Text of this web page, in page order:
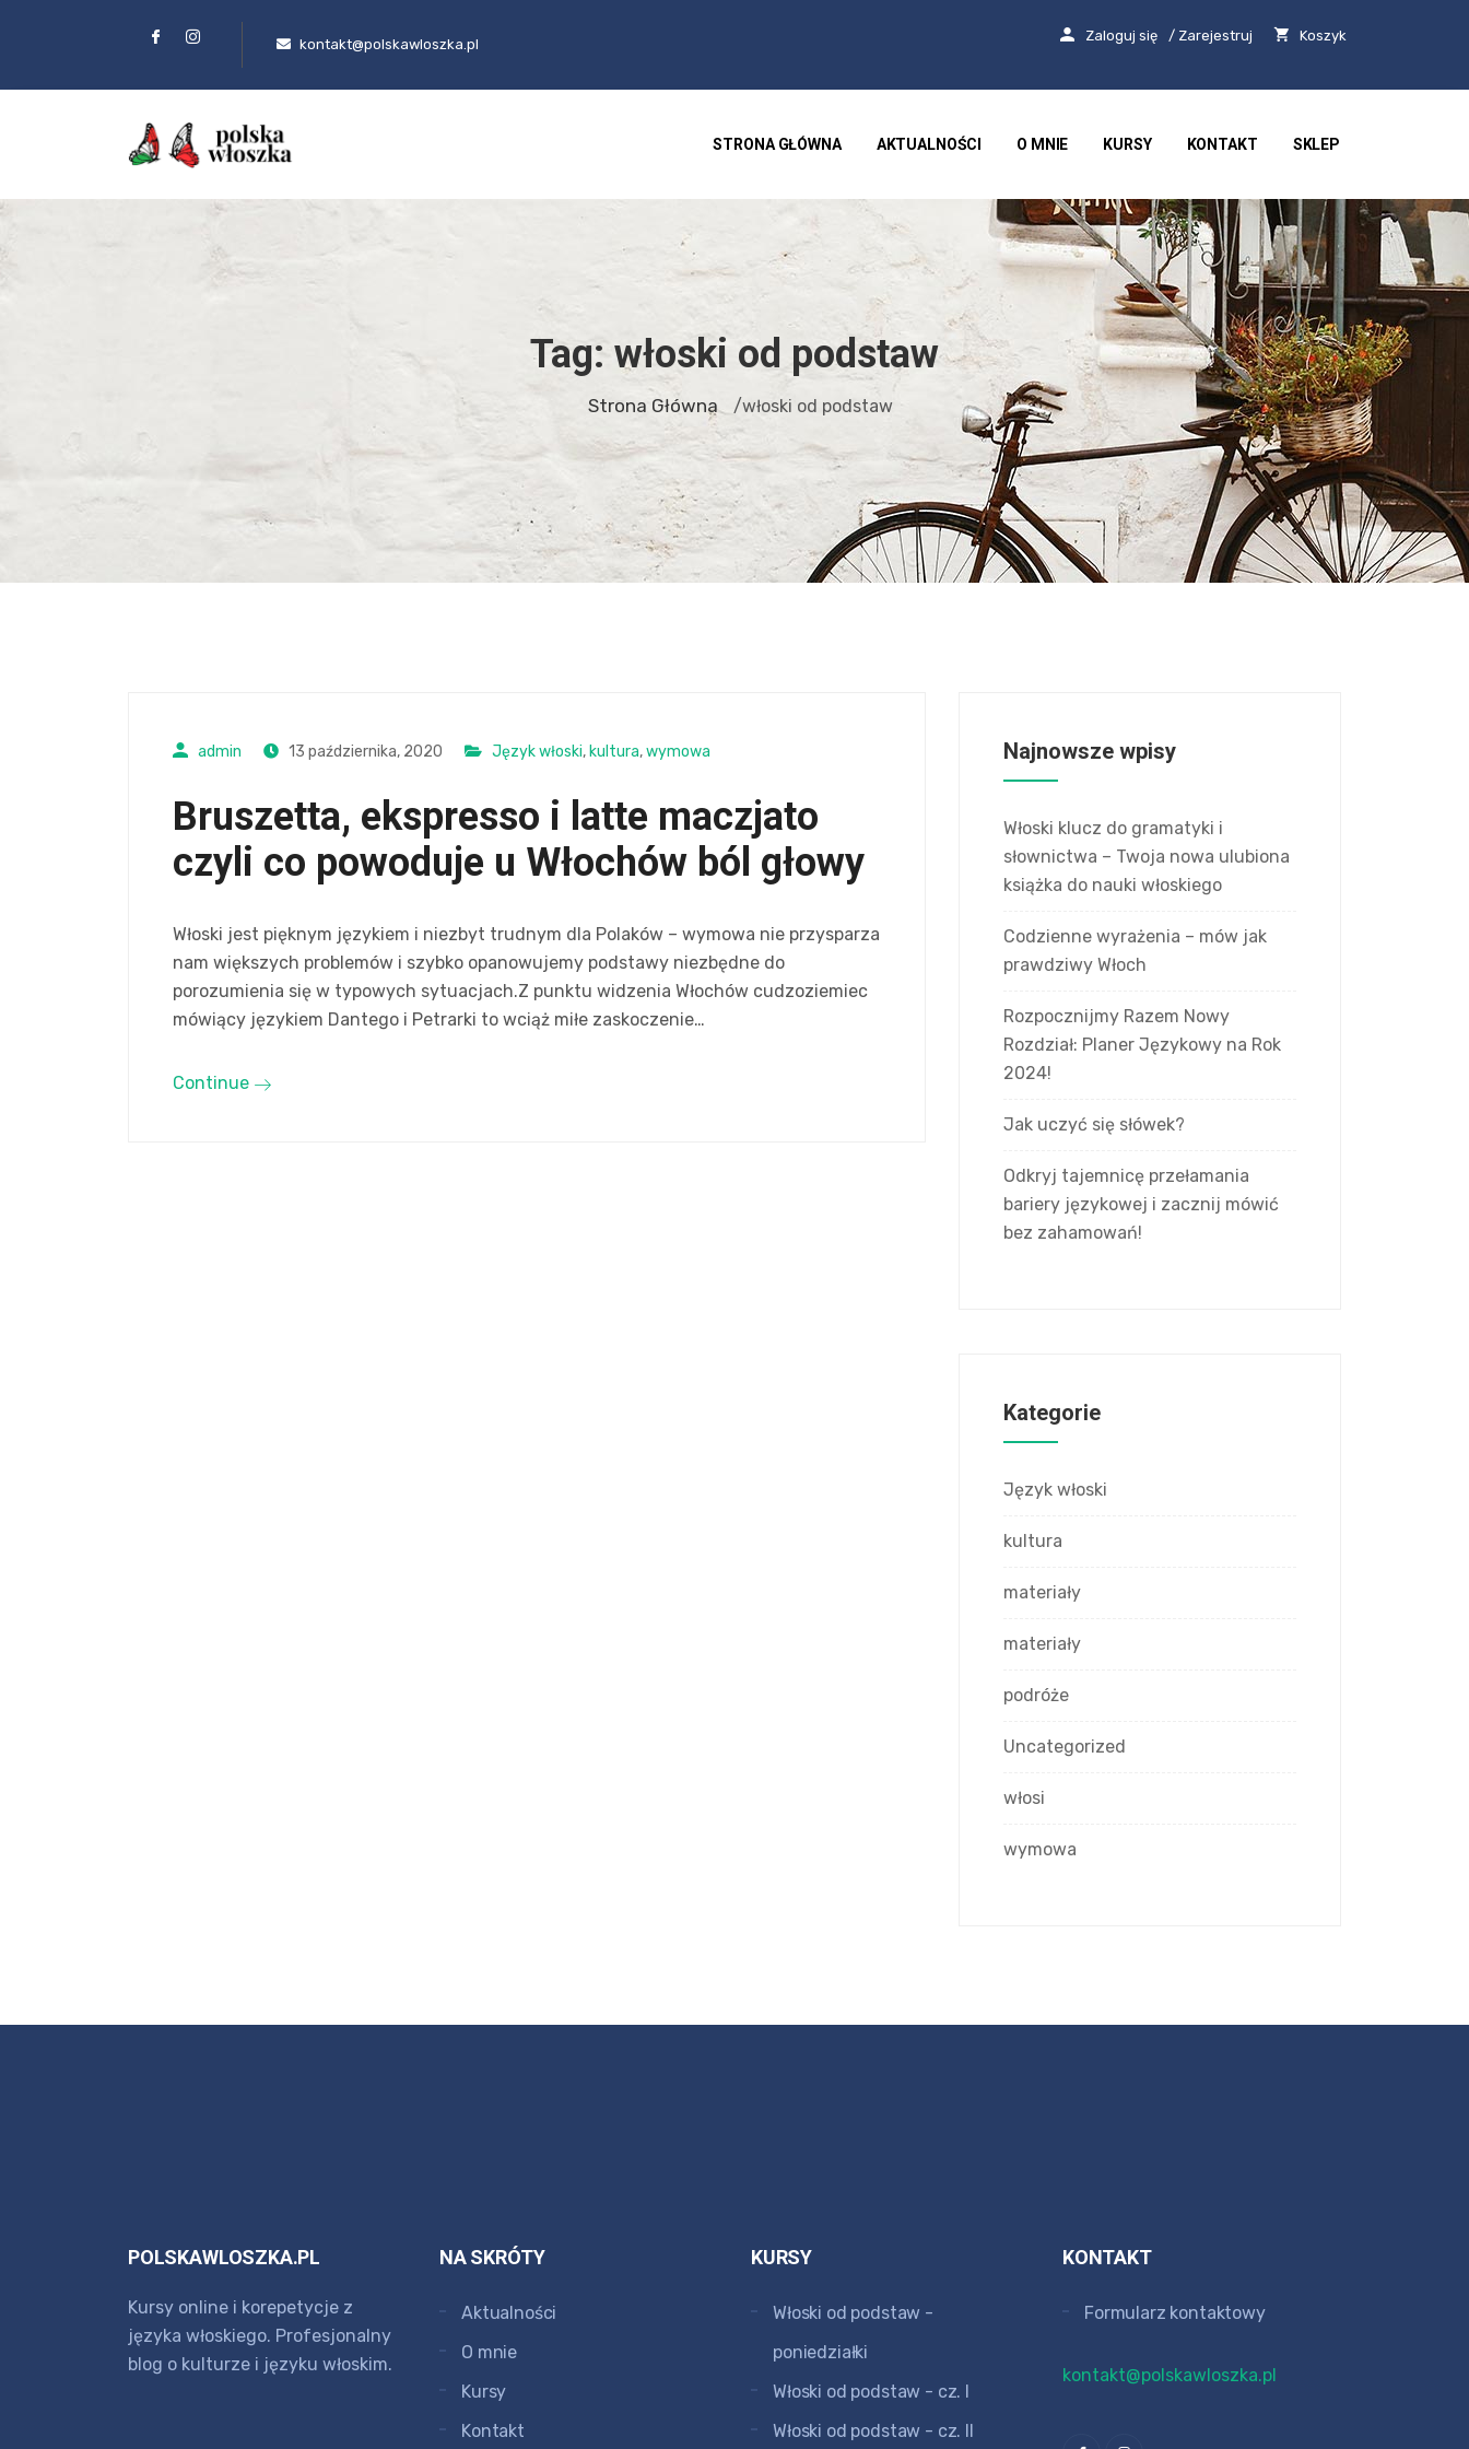
kontakt@polskawloszka.pl
Zaloguj się / Zarejestruj Koszyk
STRONA GŁÓWNA AKTUALNOŚCI O MNIE KURSY KONTAKT SKLEP
Tag: włoski od podstaw
Strona Główna /włoski od podstaw
admin 13 października, 2020 Język włoski, kultura,wymowa
Bruszetta, ekspresso i latte maczjato
czyli co powoduje u Włochów ból głowy
Włoski jest pięknym językiem i niezbyt trudnym dla Polaków – wymowa nie przysparza
nam większych problemów i szybko opanowujemy podstawy niezbędne do
porozumienia się w typowych sytuacjach.Z punktu widzenia Włochów cudzoziemiec
mówiący językiem Dantego i Petrarki to wciąż miłe zaskoczenie…
Continue
Najnowsze wpisy
Włoski klucz do gramatyki i
słownictwa – Twoja nowa ulubiona
książka do nauki włoskiego
Codzienne wyrażenia – mów jak
prawdziwy Włoch
Rozpocznijmy Razem Nowy
Rozdział: Planer Językowy na Rok
2024!
Jak uczyć się słówek?
Odkryj tajemnicę przełamania
bariery językowej i zacznij mówić
bez zahamowań!
Kategorie
Język włoski
kultura
materiały
materiały
podróże
Uncategorized
włosi
wymowa
POLSKAWLOSZKA.PL
Kursy online i korepetycje z
języka włoskiego. Profesjonalny
blog o kulturze i języku włoskim.
NA SKRÓTY
Aktualności
O mnie
Kursy
Kontakt
KURSY
Włoski od podstaw -
poniedziałki
Włoski od podstaw - cz. I
Włoski od podstaw - cz. II
KONTAKT
Formularz kontaktowy
kontakt@polskawloszka.pl